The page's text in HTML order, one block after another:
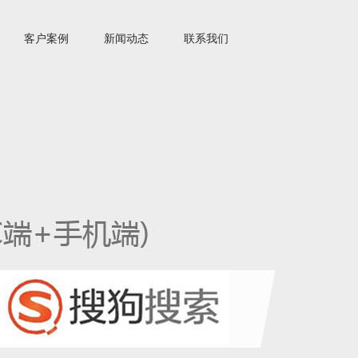
客户案例 新闻动态 联系我们